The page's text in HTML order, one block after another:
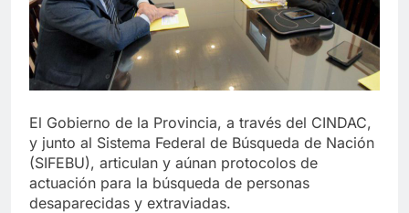
El Gobierno de la Provincia, a través del CINDAC,
y junto al Sistema Federal de Búsqueda de Nación
(SIFEBU), articulan y aúnan protocolos de
actuación para la búsqueda de personas
desaparecidas y extraviadas.